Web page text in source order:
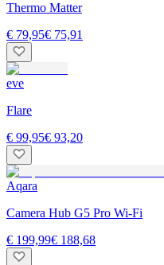
Thermo Matter
€ 79,95€ 75,91
eve
Flare
€ 99,95€ 93,20
Aqara
Camera Hub G5 Pro Wi-Fi
€ 199,99€ 188,68